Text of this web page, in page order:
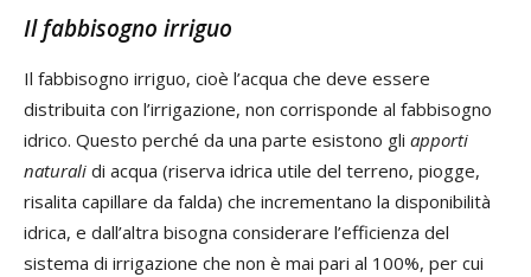
Il fabbisogno irriguo
Il fabbisogno irriguo, cioè l’acqua che deve essere
distribuita con l’irrigazione, non corrisponde al fabbisogno
idrico. Questo perché da una parte esistono gli apporti
naturali di acqua (riserva idrica utile del terreno, piogge,
risalita capillare da falda) che incrementano la disponibilità
idrica, e dall’altra bisogna considerare l’efficienza del
sistema di irrigazione che non è mai pari al 100%, per cui